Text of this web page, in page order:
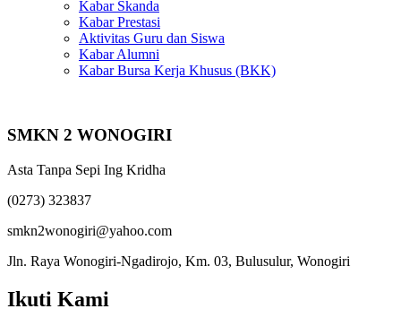
Kabar Skanda
Kabar Prestasi
Aktivitas Guru dan Siswa
Kabar Alumni
Kabar Bursa Kerja Khusus (BKK)
SMKN 2 WONOGIRI
Asta Tanpa Sepi Ing Kridha
(0273) 323837
smkn2wonogiri@yahoo.com
Jln. Raya Wonogiri-Ngadirojo, Km. 03, Bulusulur, Wonogiri
Ikuti Kami